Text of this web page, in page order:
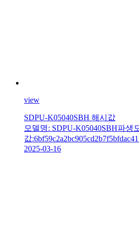
view
SDPU-K05040SBH 해시값
모델명: SDPU-K05040SBH파생
값
2025-03-16